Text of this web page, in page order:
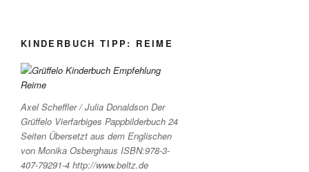
KINDERBUCH TIPP: REIME
Axel Scheffler / Julia Donaldson Der
Grüffelo Vierfarbiges Pappbilderbuch 24
Seiten Übersetzt aus dem Englischen
von Monika Osberghaus ISBN:978-3-
407-79291-4 http://www.beltz.de